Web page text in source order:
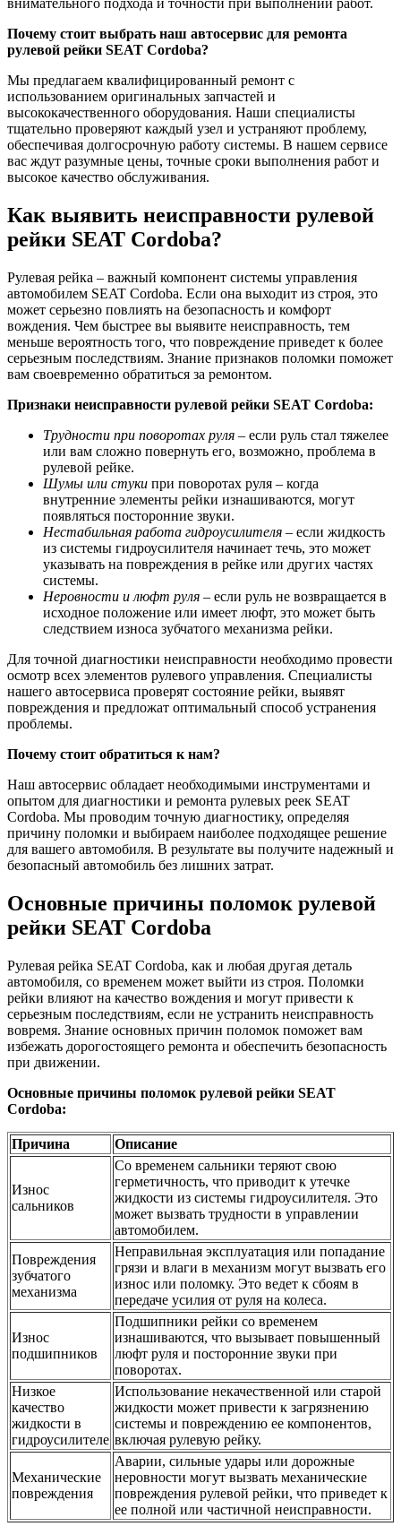
внимательного подхода и точности при выполнении работ.
Почему стоит выбрать наш автосервис для ремонта
рулевой рейки SEAT Cordoba?
Мы предлагаем квалифицированный ремонт с
использованием оригинальных запчастей и
высококачественного оборудования. Наши специалисты
тщательно проверяют каждый узел и устраняют проблему,
обеспечивая долгосрочную работу системы. В нашем сервисе
вас ждут разумные цены, точные сроки выполнения работ и
высокое качество обслуживания.
Как выявить неисправности рулевой
рейки SEAT Cordoba?
Рулевая рейка – важный компонент системы управления
автомобилем SEAT Cordoba. Если она выходит из строя, это
может серьезно повлиять на безопасность и комфорт
вождения. Чем быстрее вы выявите неисправность, тем
меньше вероятность того, что повреждение приведет к более
серьезным последствиям. Знание признаков поломки поможет
вам своевременно обратиться за ремонтом.
Признаки неисправности рулевой рейки SEAT Cordoba:
Трудности при поворотах руля – если руль стал тяжелее
или вам сложно повернуть его, возможно, проблема в
рулевой рейке.
Шумы или стуки при поворотах руля – когда
внутренние элементы рейки изнашиваются, могут
появляться посторонние звуки.
Нестабильная работа гидроусилителя – если жидкость
из системы гидроусилителя начинает течь, это может
указывать на повреждения в рейке или других частях
системы.
Неровности и люфт руля – если руль не возвращается в
исходное положение или имеет люфт, это может быть
следствием износа зубчатого механизма рейки.
Для точной диагностики неисправности необходимо провести
осмотр всех элементов рулевого управления. Специалисты
нашего автосервиса проверят состояние рейки, выявят
повреждения и предложат оптимальный способ устранения
проблемы.
Почему стоит обратиться к нам?
Наш автосервис обладает необходимыми инструментами и
опытом для диагностики и ремонта рулевых реек SEAT
Cordoba. Мы проводим точную диагностику, определяя
причину поломки и выбираем наиболее подходящее решение
для вашего автомобиля. В результате вы получите надежный и
безопасный автомобиль без лишних затрат.
Основные причины поломок рулевой
рейки SEAT Cordoba
Рулевая рейка SEAT Cordoba, как и любая другая деталь
автомобиля, со временем может выйти из строя. Поломки
рейки влияют на качество вождения и могут привести к
серьезным последствиям, если не устранить неисправность
вовремя. Знание основных причин поломок поможет вам
избежать дорогостоящего ремонта и обеспечить безопасность
при движении.
Основные причины поломок рулевой рейки SEAT
Cordoba:
Причина Описание
Износ
сальников
Со временем сальники теряют свою
герметичность, что приводит к утечке
жидкости из системы гидроусилителя. Это
может вызвать трудности в управлении
автомобилем.
Повреждения
зубчатого
механизма
Неправильная эксплуатация или попадание
грязи и влаги в механизм могут вызвать его
износ или поломку. Это ведет к сбоям в
передаче усилия от руля на колеса.
Износ
подшипников
Подшипники рейки со временем
изнашиваются, что вызывает повышенный
люфт руля и посторонние звуки при
поворотах.
Низкое
качество
жидкости в
гидроусилителе
Использование некачественной или старой
жидкости может привести к загрязнению
системы и повреждению ее компонентов,
включая рулевую рейку.
Механические
повреждения
Аварии, сильные удары или дорожные
неровности могут вызвать механические
повреждения рулевой рейки, что приведет к
ее полной или частичной неисправности.